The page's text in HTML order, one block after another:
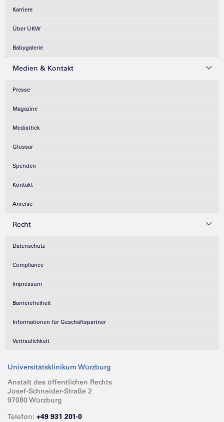
Karriere
Über UKW
Babygalerie
Medien & Kontakt
Presse
Magazine
Mediathek
Glossar
Spenden
Kontakt
Anreise
Recht
Datenschutz
Compliance
Impressum
Barrierefreiheit
Informationen für Geschäftspartner
Vertraulichkeit
Universitätsklinikum Würzburg
Anstalt des öffentlichen Rechts
Josef-Schneider-Straße 2
97080 Würzburg
Telefon: +49 931 201-0